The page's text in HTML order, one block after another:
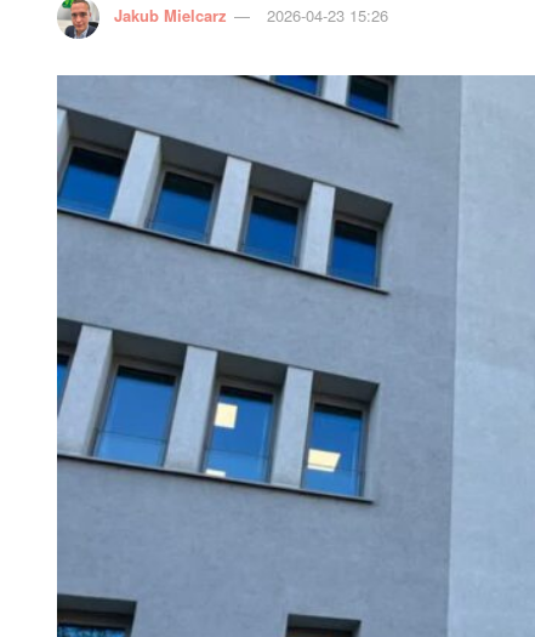
Jakub Mielcarz 2026-04-23 15:26